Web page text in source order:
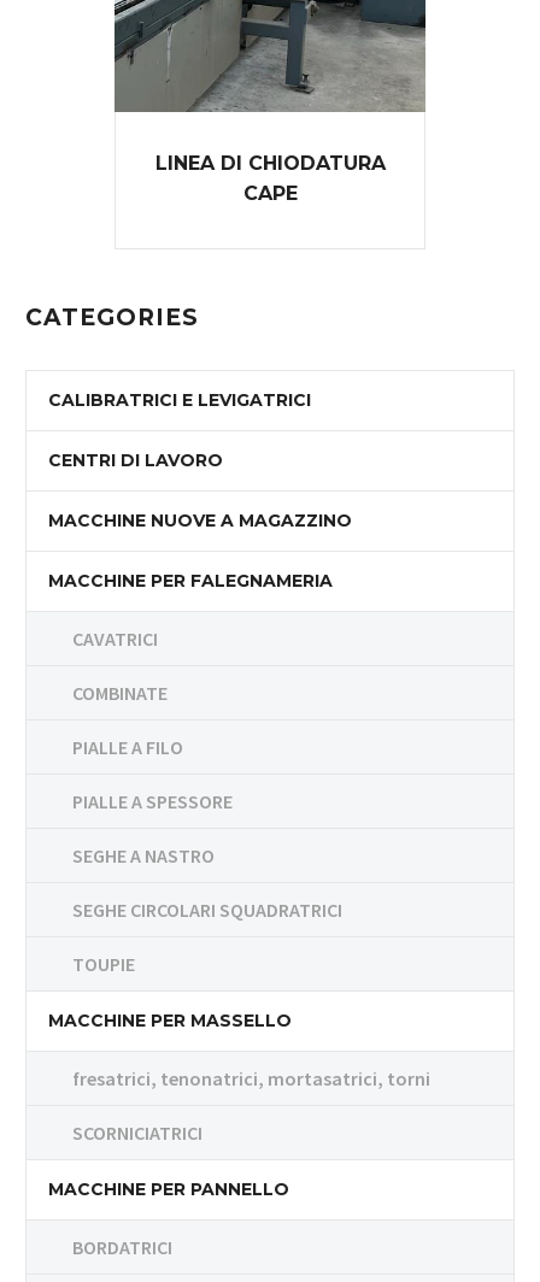
LINEA DI CHIODATURA
CAPE
CATEGORIES
CALIBRATRICI E LEVIGATRICI
CENTRI DI LAVORO
MACCHINE NUOVE A MAGAZZINO
MACCHINE PER FALEGNAMERIA
CAVATRICI
COMBINATE
PIALLE A FILO
PIALLE A SPESSORE
SEGHE A NASTRO
SEGHE CIRCOLARI SQUADRATRICI
TOUPIE
MACCHINE PER MASSELLO
fresatrici, tenonatrici, mortasatrici, torni
SCORNICIATRICI
MACCHINE PER PANNELLO
BORDATRICI